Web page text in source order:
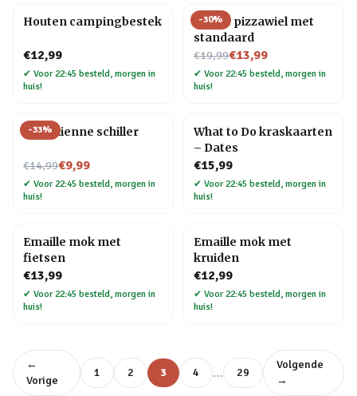
Houten campingbestek
€12,99
✔ Voor 22:45 besteld, morgen in
huis!
-30%
Gitaar pizzawiel met
standaard
€19,99
Nu voor€13,99
✔ Voor 22:45 besteld, morgen in
huis!
-33%
Kat Julienne schiller
€14,99
Nu voor€9,99
✔ Voor 22:45 besteld, morgen in
huis!
What to Do kraskaarten
– Dates
€15,99
✔ Voor 22:45 besteld, morgen in
huis!
Emaille mok met
fietsen
€13,99
✔ Voor 22:45 besteld, morgen in
huis!
Emaille mok met
kruiden
€12,99
✔ Voor 22:45 besteld, morgen in
huis!
←
Vorige
1 2 3 4 … 29
Volgende
→